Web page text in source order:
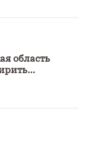
область
Узбекистаном